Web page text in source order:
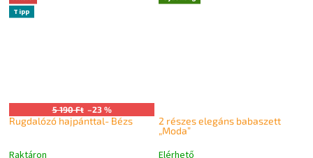
Tipp
5 190 Ft –23 %
Rugdalózó hajpánttal- Bézs
2 részes elegáns babaszett
„Moda”